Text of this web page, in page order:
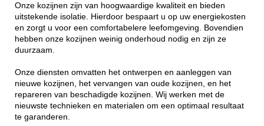
Onze kozijnen zijn van hoogwaardige kwaliteit en bieden
uitstekende isolatie. Hierdoor bespaart u op uw energiekosten
en zorgt u voor een comfortabelere leefomgeving. Bovendien
hebben onze kozijnen weinig onderhoud nodig en zijn ze
duurzaam.
Onze diensten omvatten het ontwerpen en aanleggen van
nieuwe kozijnen, het vervangen van oude kozijnen, en het
repareren van beschadigde kozijnen. Wij werken met de
nieuwste technieken en materialen om een optimaal resultaat
te garanderen.